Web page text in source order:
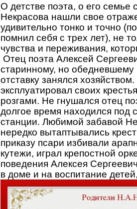
О детстве поэта, о его семье
Некрасова нашли свое
удивительно тонко и точно
помнил себя с трех лет), не
чувства и переживания,
Отец поэта Алексей
старинному, но
отставку занялся
эксплуатировал своих
розгами. Не гнушался отец
долгое время находился под
станции. Любимой забавой
нередко вытаптывались
приказу псари избивали
кутежи, играл крепостной
поведения Алексея
в доме и на воспитание